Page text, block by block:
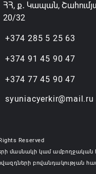
ՀՀ, ք․ Կապան,
20/32
+374 285 5 25 63
+374 91 45 90 47
+374 77 45 90 47
syuniacyerkir@mail.ru
Reserved
մասնակի կամ ամբողջական
բովանդակության